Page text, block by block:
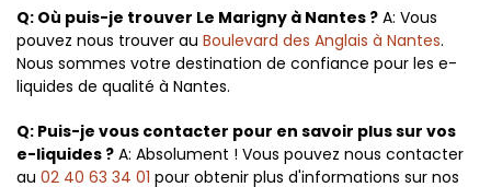
Q: Où puis-je trouver Le Marigny à Nantes ? A: Vous
pouvez nous trouver au Boulevard des Anglais à Nantes.
Nous sommes votre destination de confiance pour les e-
liquides de qualité à Nantes.
Q: Puis-je vous contacter pour en savoir plus sur vos
e-liquides ? A: Absolument ! Vous pouvez nous contacter
au 02 40 63 34 01 pour obtenir plus d'informations sur nos